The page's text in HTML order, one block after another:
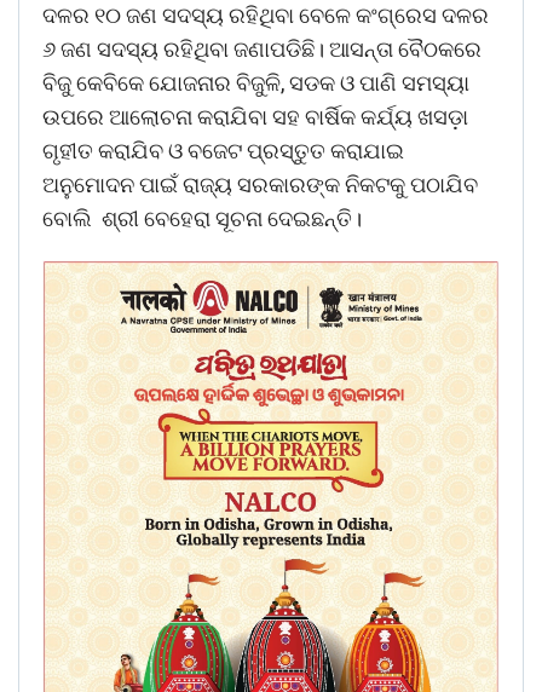
ଦଳର ୧୦ ଜଣ ସଦସ୍ୟ ରହିଥିବା ବେଳେ କଂଗ୍ରେସ ଦଳର
୬ ଜଣ ସଦସ୍ୟ ରହିଥିବା ଜଣାପଡିଛି। ଆସନ୍ତା ବୈଠକରେ
ବିଜୁ କେବିକେ ଯୋଜନାର ବିଜୁଳି, ସଡକ ଓ ପାଣି ସମସ୍ୟା
ଉପରେ ଆଲୋଚନା କରାଯିବା ସହ ବାର୍ଷିକ କର୍ଯ୍ୟ ଖସଡ଼ା
ଗୃହୀତ କରାଯିବ ଓ ବଜେଟ ପ୍ରସ୍ତୁତ କରାଯାଇ
ଅନୁମୋଦନ ପାଇଁ ରାଜ୍ୟ ସରକାରଙ୍କ ନିକଟକୁ ପଠାଯିବ
ବୋଲି ଶ୍ରୀ ବେହେରା ସୂଚନା ଦେଇଛନ୍ତି।